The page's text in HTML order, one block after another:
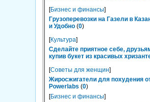
[Бизнес и финансы]
Грузоперевозки на Газели в
и Удобно (0)
[Культура]
Сделайте приятное себе,
купив букет из красивых
[Советы для женщин]
Жиросжигатели для похудения
Powerlabs (0)
[Бизнес и финансы]